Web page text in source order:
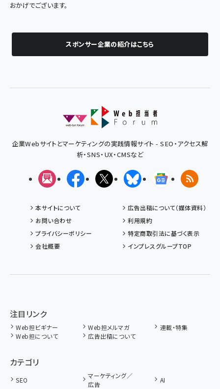
おかげでございます。
スポンサー企業の紹介はこちら
企業Webサイトとマーケティングの実践情報サイト - SEO・アクセス解
析・SNS・UX・CMSなど
メルマガFacebookX(エックス)BlueskyGoogleニュ
RSS
本サイトについて
広告出稿について（媒体資料）
お問い合わせ
利用規約
プライバシーポリシー
特定商取引法に基づく表示
会社概要
インプレスグループTOP
注目リンク
Web担ビギナー Web担メルマガ
連載・特集
Web担について
広告出稿について
カテゴリ
SEO
マーケティング／
広告
AI